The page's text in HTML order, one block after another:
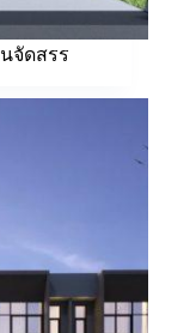
จัดสรร